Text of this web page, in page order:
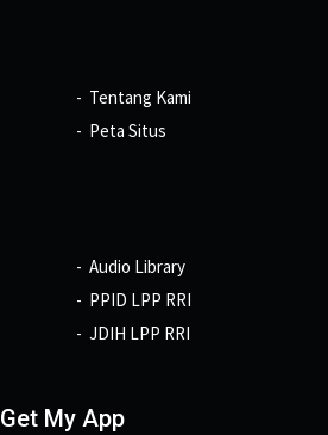
Tentang Kami
Peta Situs
Audio Library
PPID LPP RRI
JDIH LPP RRI
Get My App